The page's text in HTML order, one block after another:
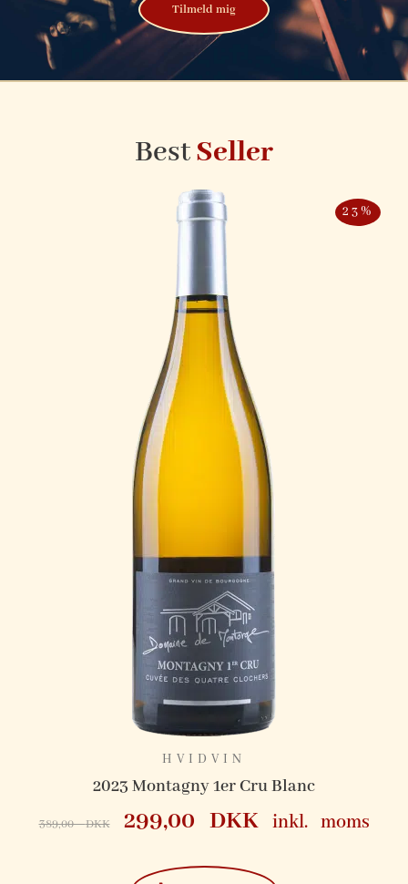
Tilmeld mig
BestSeller
23%
HVIDVIN
2023 Montagny 1er Cru Blanc
389,00DKK 299,00 DKK inkl. moms